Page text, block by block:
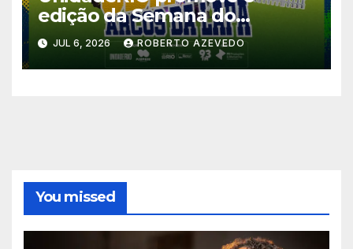
edição da Semana do
Avivamento com grande
encontro nos Arcos da Lapa
JUL 6, 2026 ROBERTO AZEVEDO
You missed